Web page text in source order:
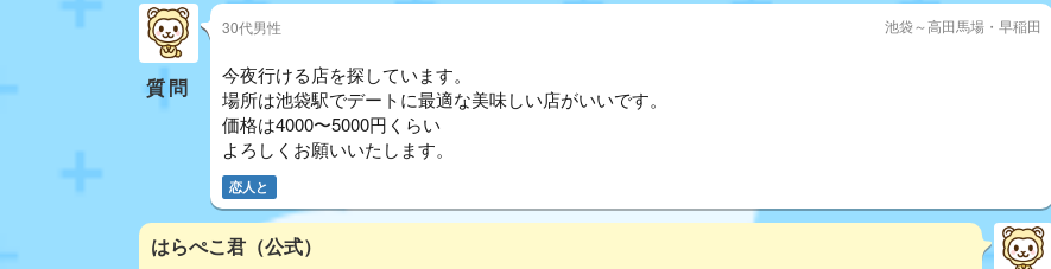
質問
30代男性 池袋～高田馬場・早稲田
今夜行ける店を探しています。
場所は池袋駅でデートに最適な美味しい店がいいです。
価格は4000〜5000円くらい
よろしくお願いいたします。
恋人と
はらぺこ君（公式）